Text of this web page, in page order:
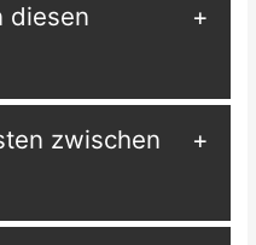
diesen
zwischen